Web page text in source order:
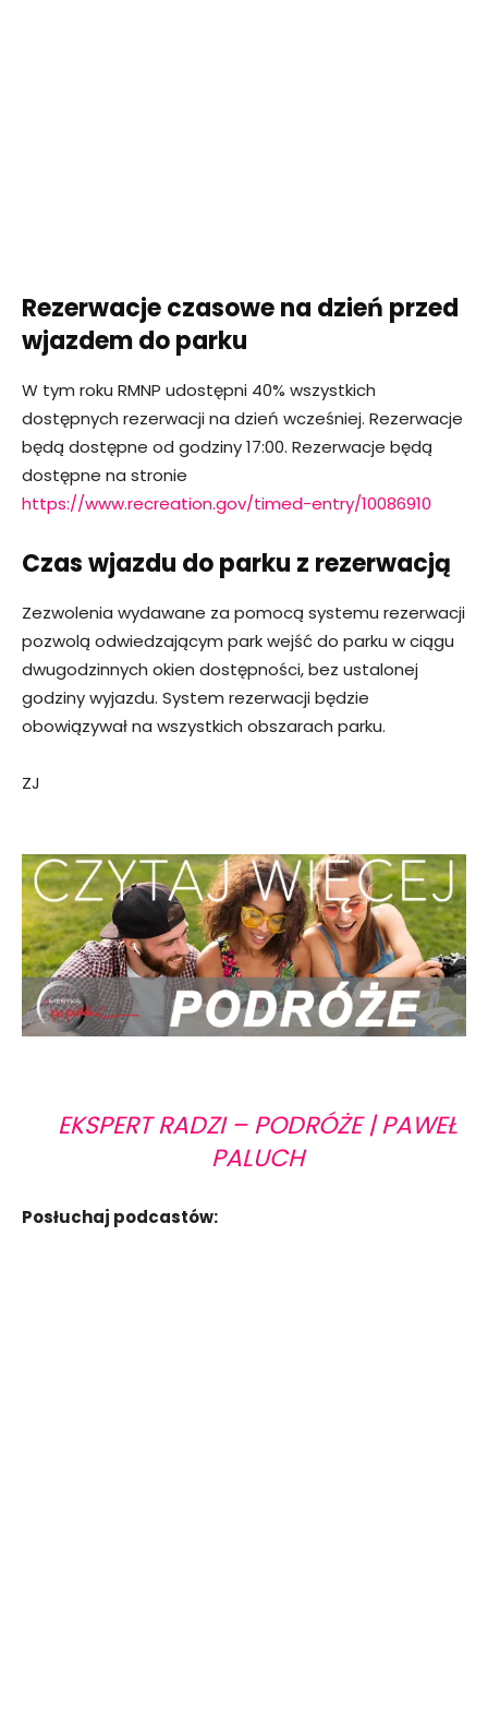
Rezerwacje czasowe na dzień przed
wjazdem do parku
W tym roku RMNP udostępni 40% wszystkich
dostępnych rezerwacji na dzień wcześniej. Rezerwacje
będą dostępne od godziny 17:00. Rezerwacje będą
dostępne na stronie
https://www.recreation.gov/timed-entry/10086910
Czas wjazdu do parku z rezerwacją
Zezwolenia wydawane za pomocą systemu rezerwacji
pozwolą odwiedzającym park wejść do parku w ciągu
dwugodzinnych okien dostępności, bez ustalonej
godziny wyjazdu. System rezerwacji będzie
obowiązywał na wszystkich obszarach parku.
ZJ
EKSPERT RADZI – PODRÓŻE | PAWEŁ
PALUCH
Posłuchaj podcastów: